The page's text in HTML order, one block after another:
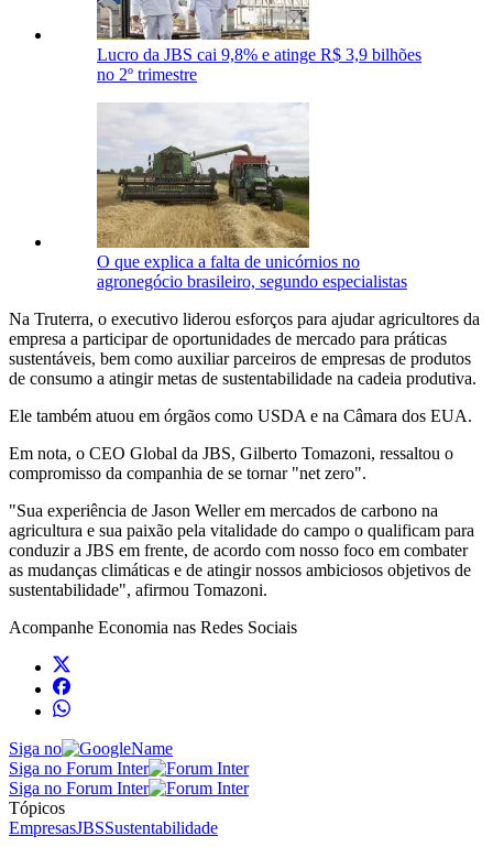
Lucro da JBS cai 9,8% e atinge R$ 3,9 bilhões
no 2º trimestre
O que explica a falta de unicórnios no
agronegócio brasileiro, segundo especialistas
Na Truterra, o executivo liderou esforços para ajudar agricultores da
empresa a participar de oportunidades de mercado para práticas
sustentáveis, bem como auxiliar parceiros de empresas de produtos
de consumo a atingir metas de sustentabilidade na cadeia produtiva.
Ele também atuou em órgãos como USDA e na Câmara dos EUA.
Em nota, o CEO Global da JBS, Gilberto Tomazoni, ressaltou o
compromisso da companhia de se tornar "net zero".
"Sua experiência de Jason Weller em mercados de carbono na
agricultura e sua paixão pela vitalidade do campo o qualificam para
conduzir a JBS em frente, de acordo com nosso foco em combater
as mudanças climáticas e de atingir nossos ambiciosos objetivos de
sustentabilidade", afirmou Tomazoni.
Acompanhe Economia nas Redes Sociais
Siga no
Siga no Forum Inter
Siga no Forum Inter
Tópicos
EmpresasJBSSustentabilidade